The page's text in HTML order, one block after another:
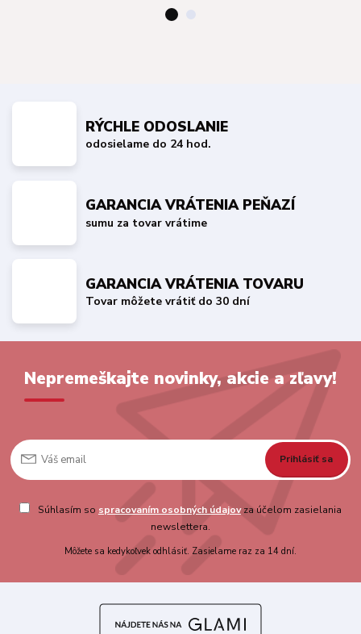
RÝCHLE ODOSLANIE
odosielame do 24 hod.
GARANCIA VRÁTENIA PEŇAZÍ
sumu za tovar vrátime
GARANCIA VRÁTENIA TOVARU
Tovar môžete vrátiť do 30 dní
Nepremeškajte novinky, akcie a zľavy!
Prihlásiť sa
Súhlasím so spracovaním osobných údajovza účelom zasielania
newslettera.
Môžete sa kedykoľvek odhlásiť. Zasielame raz za 14 dní.